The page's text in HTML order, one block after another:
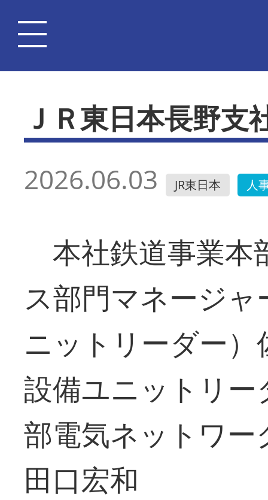
ＪＲ東日本長野
2026.06.03 JR東日本 人
本社鉄道事業本
ス部門マネージ
ニットリーダー
設備ユニットリ
部電気ネットワ
田口宏和